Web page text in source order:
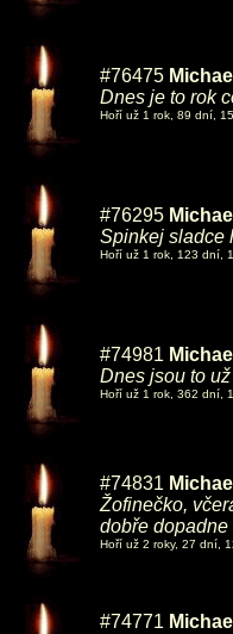
#76475
Dnes je to rok
Hoří už 1 rok, 89 dní,
#76295
Spinkej sladce
Hoří už 1 rok, 123 dní,
#74981
Dnes jsou to
Hoří už 1 rok, 362 dní,
#74831
Žofinečko,
dobře
Hoří už 2 roky, 27 dní,
#74771